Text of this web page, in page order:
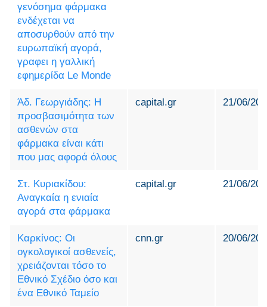
γενόσημα φάρμακα
ενδέχεται να
αποσυρθούν από την
ευρωπαϊκή αγορά,
γραφει η γαλλική
εφημερίδα Le Monde
Άδ. Γεωργιάδης: Η
προσβασιμότητα των
ασθενών στα
φάρμακα είναι κάτι
που μας αφορά όλους
capital.gr 21/06/
Στ. Κυριακίδου:
Αναγκαία η ενιαία
αγορά στα φάρμακα
capital.gr 21/06/
Καρκίνος: Οι
ογκολογικοί ασθενείς,
χρειάζονται τόσο το
Εθνικό Σχέδιο όσο και
ένα Εθνικό Ταμείο
cnn.gr 20/06/